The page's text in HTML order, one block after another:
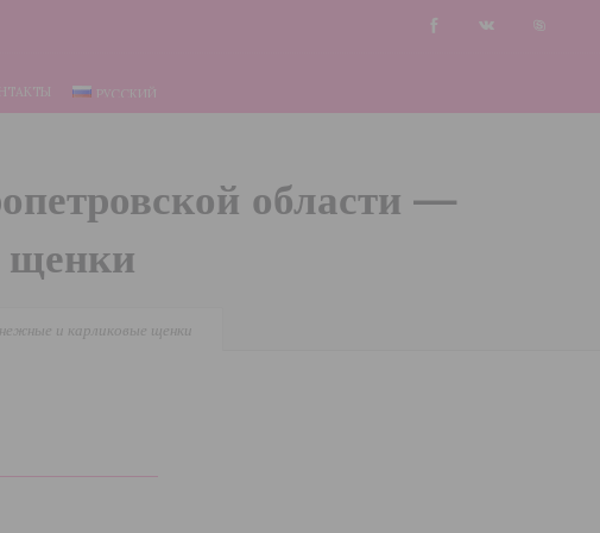
РУССКИЙ
области —
щенки
и карликовые щенки